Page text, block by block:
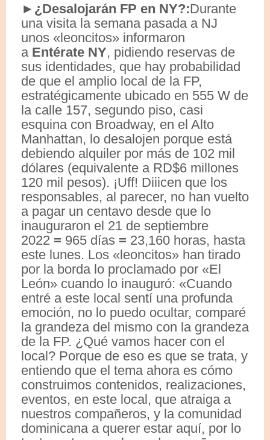
►¿Desalojarán FP en NY?:Durante
una visita la semana pasada a NJ
unos «leoncitos» informaron
a Entérate NY, pidiendo reservas de
sus identidades, que hay probabilidad
de que el amplio local de la FP,
estratégicamente ubicado en 555 W de
la calle 157, segundo piso, casi
esquina con Broadway, en el Alto
Manhattan, lo desalojen porque está
debiendo alquiler por más de 102 mil
dólares (equivalente a RD$6 millones
120 mil pesos). ¡Uff! Diiicen que los
responsables, al parecer, no han vuelto
a pagar un centavo desde que lo
inauguraron el 21 de septiembre
2022 = 965 días = 23,160 horas, hasta
este lunes. Los «leoncitos» han tirado
por la borda lo proclamado por «El
León» cuando lo inauguró: «Cuando
entré a este local sentí una profunda
emoción, no lo puedo ocultar, comparé
la grandeza del mismo con la grandeza
de la FP. ¿Qué vamos hacer con el
local? Porque de eso es que se trata, y
entiendo que el tema ahora es cómo
construimos contenidos, realizaciones,
eventos, en este local, que atraiga a
nuestros compañeros, y la comunidad
dominicana a querer estar aquí, por lo